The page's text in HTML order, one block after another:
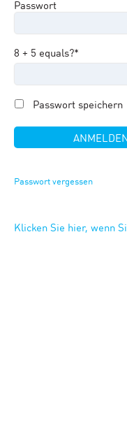
Passwort
8 + 5 equals?*
Passwort speichern
Passwort vergessen
Klicken Sie hier, wenn